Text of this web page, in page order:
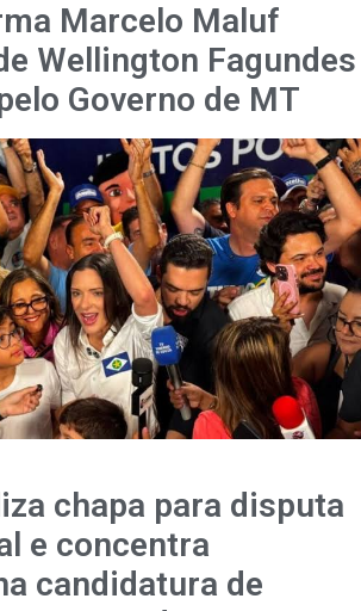
Marcelo Maluf
Wellington Fagundes
Governo de MT
chapa para disputa
e concentra
candidatura de